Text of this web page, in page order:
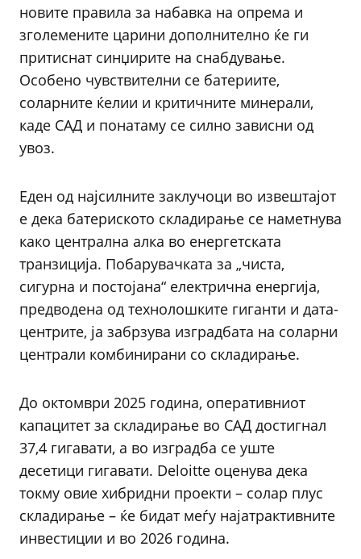
новите правила за набавка на опрема и
зголемените царини дополнително ќе ги
притиснат синџирите на снабдување.
Особено чувствителни се батериите,
соларните ќелии и критичните минерали,
каде САД и понатаму се силно зависни од
увоз.
Еден од најсилните заклучоци во извештајот
е дека батериското складирање се наметнува
како централна алка во енергетската
транзиција. Побарувачката за „чиста,
сигурна и постојана“ електрична енергија,
предводена од технолошките гиганти и дата-
центрите, ја забрзува изградбата на соларни
централи комбинирани со складирање.
До октомври 2025 година, оперативниот
капацитет за складирање во САД достигнал
37,4 гигавати, а во изградба се уште
десетици гигавати. Deloitte оценува дека
токму овие хибридни проекти – солар плус
складирање – ќе бидат меѓу најатрактивните
инвестиции и во 2026 година.